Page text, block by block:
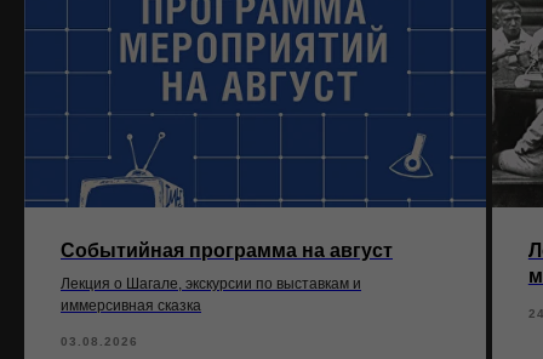
Событийная программа на август
Лекция о Шагале, экскурсии по выставкам и
иммерсивная сказка
03.08.2026